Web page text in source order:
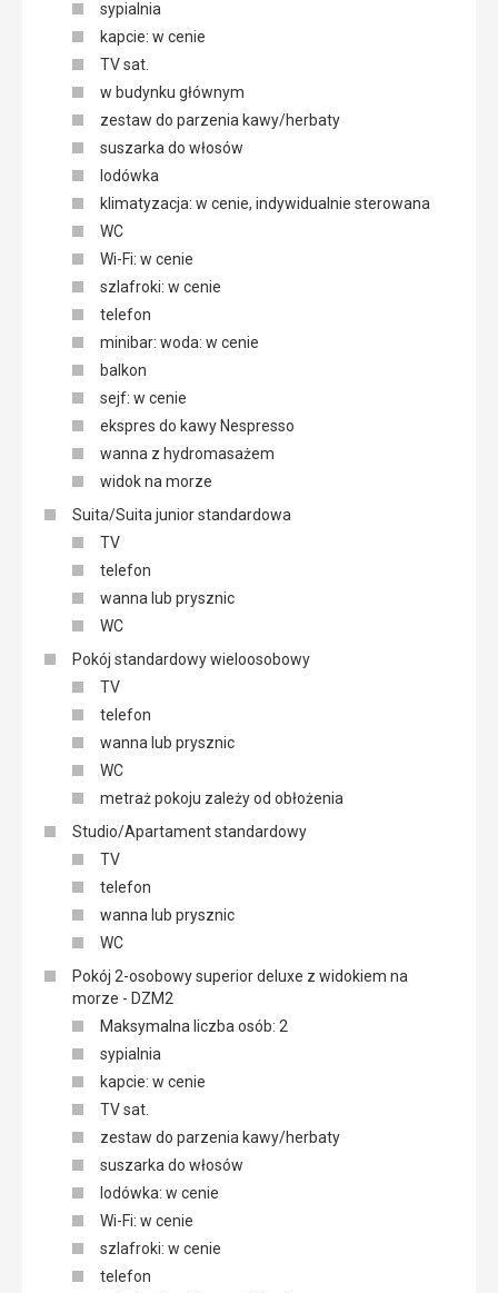
sypialnia
kapcie: w cenie
TV sat.
w budynku głównym
zestaw do parzenia kawy/herbaty
suszarka do włosów
lodówka
klimatyzacja: w cenie, indywidualnie sterowana
WC
Wi-Fi: w cenie
szlafroki: w cenie
telefon
minibar: woda: w cenie
balkon
sejf: w cenie
ekspres do kawy Nespresso
wanna z hydromasażem
widok na morze
Suita/Suita junior standardowa
TV
telefon
wanna lub prysznic
WC
Pokój standardowy wieloosobowy
TV
telefon
wanna lub prysznic
WC
metraż pokoju zależy od obłożenia
Studio/Apartament standardowy
TV
telefon
wanna lub prysznic
WC
Pokój 2-osobowy superior deluxe z widokiem na
morze - DZM2
Maksymalna liczba osób: 2
sypialnia
kapcie: w cenie
TV sat.
zestaw do parzenia kawy/herbaty
suszarka do włosów
lodówka: w cenie
Wi-Fi: w cenie
szlafroki: w cenie
telefon